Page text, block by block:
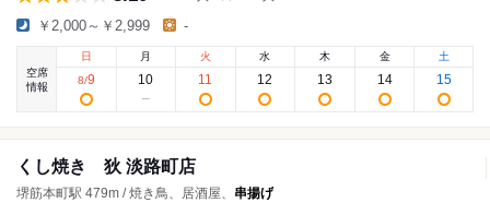
￥2,000～￥2,999 -
空席
情報
日
8/9
月
10
火
11
水
12
木
13
金
14
土
15
くし焼き 狄 淡路町店
堺筋本町駅 479m / 焼き鳥、居酒屋、 串揚げ